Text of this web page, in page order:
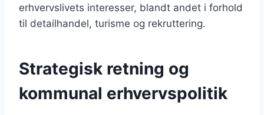
erhvervslivets interesser, blandt andet i forhold
til detailhandel, turisme og rekruttering.
Strategisk retning og
kommunal erhvervspolitik